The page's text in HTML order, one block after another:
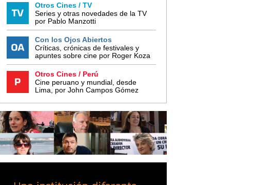
Otros Cines / TV
Series y otras novedades de la TV
por Pablo Manzotti
Con los Ojos Abiertos
Críticas, crónicas de festivales y
apuntes sobre cine por Roger Koza
Otros Cines / Perú
Cine peruano y mundial, desde
Lima, por John Campos Gómez